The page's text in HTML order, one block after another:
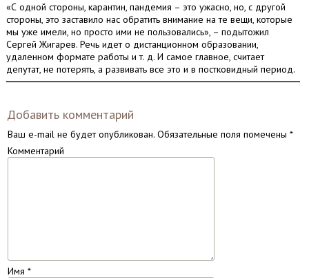
«С одной стороны, карантин, пандемия – это ужасно, но, с другой
стороны, это заставило нас обратить внимание на те вещи, которые
мы уже имели, но просто ими не пользовались», – подытожил
Сергей Жигарев. Речь идет о дистанционном образовании,
удаленном формате работы и т. д. И самое главное, считает
депутат, не потерять, а развивать все это и в постковидный период.
Добавить комментарий
Ваш e-mail не будет опубликован.Обязательные поля помечены *
Комментарий
Имя *